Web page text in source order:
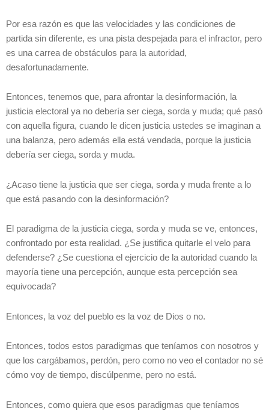
Por esa razón es que las velocidades y las condiciones de
partida sin diferente, es una pista despejada para el infractor, pero
es una carrea de obstáculos para la autoridad,
desafortunadamente.
Entonces, tenemos que, para afrontar la desinformación, la
justicia electoral ya no debería ser ciega, sorda y muda; qué pasó
con aquella figura, cuando le dicen justicia ustedes se imaginan a
una balanza, pero además ella está vendada, porque la justicia
debería ser ciega, sorda y muda.
¿Acaso tiene la justicia que ser ciega, sorda y muda frente a lo
que está pasando con la desinformación?
El paradigma de la justicia ciega, sorda y muda se ve, entonces,
confrontado por esta realidad. ¿Se justifica quitarle el velo para
defenderse? ¿Se cuestiona el ejercicio de la autoridad cuando la
mayoría tiene una percepción, aunque esta percepción sea
equivocada?
Entonces, la voz del pueblo es la voz de Dios o no.
Entonces, todos estos paradigmas que teníamos con nosotros y
que los cargábamos, perdón, pero como no veo el contador no sé
cómo voy de tiempo, discúlpenme, pero no está.
Entonces, como quiera que esos paradigmas que teníamos